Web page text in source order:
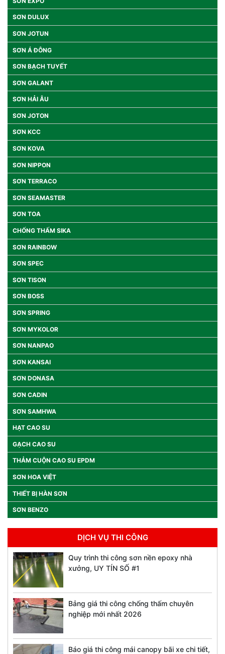
SƠN DULUX
SƠN JOTUN
SƠN Á ĐÔNG
SƠN BẠCH TUYẾT
SƠN GALANT
SƠN HẢI ÂU
SƠN JOTON
SƠN KCC
SƠN KOVA
SƠN NIPPON
SƠN TERRACO
SƠN SEAMASTER
SƠN TOA
CHỐNG THẤM SIKA
SƠN RAINBOW
SƠN SPEC
SƠN TISON
SƠN BOSS
SƠN SPRING
SƠN MYKOLOR
SƠN NANPAO
SƠN KANSAI
SƠN DONASA
SƠN CADIN
SƠN SAMHWA
HẠT CAO SU
GẠCH CAO SU
THẢM CUỘN CAO SU EPDM
SƠN HOA VIỆT
THIẾT BỊ HÀN SƠN
SƠN BENZO
DỊCH VỤ THI CÔNG
Quy trình thi công sơn nền epoxy nhà
xưởng, UY TÍN SỐ #1
Bảng giá thi công chống thấm chuyên
nghiệp mới nhất 2026
Báo giá thi công mái canopy bãi xe chi tiết,